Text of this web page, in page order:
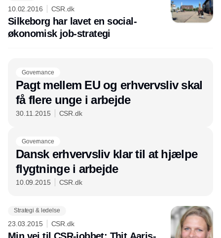
10.02.2016 CSR.dk
Silkeborg har lavet en social-
økonomisk job-strategi
Governance
Pagt mellem EU og erhvervsliv skal
få flere unge i arbejde
30.11.2015 CSR.dk
Governance
Dansk erhvervsliv klar til at hjælpe
flygtninge i arbejde
10.09.2015 CSR.dk
Strategi & ledelse
23.03.2015 CSR.dk
Min vej til CSR-jobbet: Thit Aaris-